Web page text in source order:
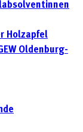
Holzapfel
Oldenburg-